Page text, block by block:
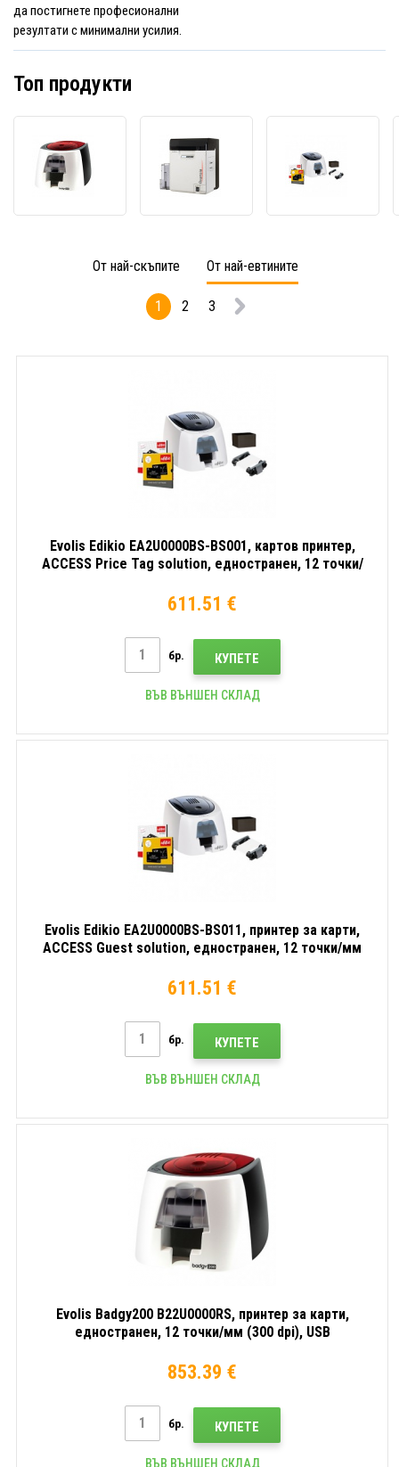
да постигнете професионални
резултати с минимални усилия.
Топ продукти
Badgy200
B22U0000RS,
за
12
USB
AV1H0000BD,
принтер,
точки/
мм
(600
Ethernet,
От най-скъпите От най-евтините
1 2 3
Evolis Edikio EA2U0000BS-BS001, картов принтер,
ACCESS Price Tag solution, едностранен, 12 точки/
611.51 €
бр. КУПЕТЕ
ВЪВ ВЪНШЕН СКЛАД
Evolis Edikio EA2U0000BS-BS011, принтер за карти,
ACCESS Guest solution, едностранен, 12 точки/мм
611.51 €
бр. КУПЕТЕ
ВЪВ ВЪНШЕН СКЛАД
Evolis Badgy200 B22U0000RS, принтер за карти,
едностранен, 12 точки/мм (300 dpi), USB
853.39 €
бр. КУПЕТЕ
ВЪВ ВЪНШЕН СКЛАД